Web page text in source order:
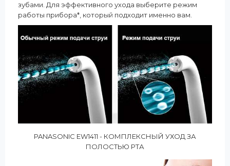
зубами. Для эффективного ухода выберите режим
работы прибора*, который подходит именно вам.
PANASONIC EW1411 - КОМПЛЕКСНЫЙ УХОД ЗА
ПОЛОСТЬЮ РТА